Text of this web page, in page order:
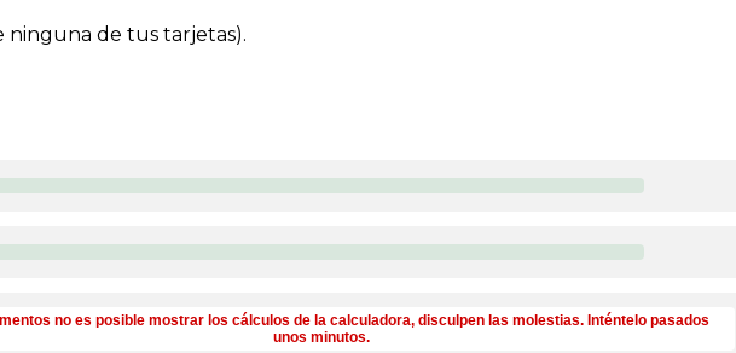
ninguna de tus tarjetas).
no es posible mostrar los cálculos de la calculadora, disculpen las molestias. Inténtelo pasados
unos minutos.